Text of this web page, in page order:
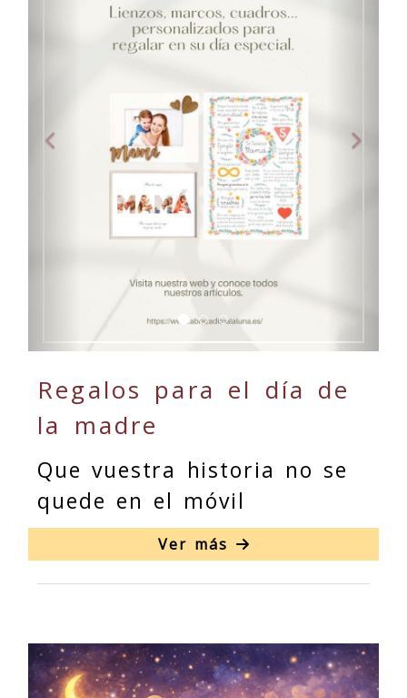
Regalos para el día de
la madre
Que vuestra historia no se
quede en el móvil
Ver más